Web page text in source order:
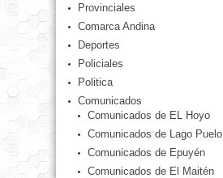
Provinciales
Comarca Andina
Deportes
Policiales
Politica
Comunicados
Comunicados de EL Hoyo
Comunicados de Lago Puelo
Comunicados de Epuyén
Comunicados de El Maitén